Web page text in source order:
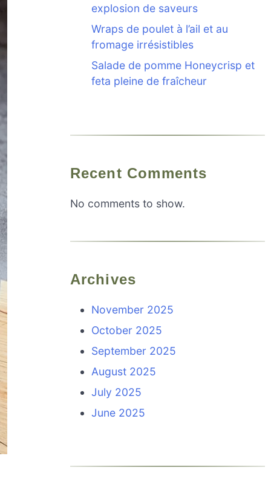
explosion de saveurs
Wraps de poulet à l’ail et au
fromage irrésistibles
Salade de pomme Honeycrisp et
feta pleine de fraîcheur
Recent Comments
No comments to show.
Archives
November 2025
October 2025
September 2025
August 2025
July 2025
June 2025